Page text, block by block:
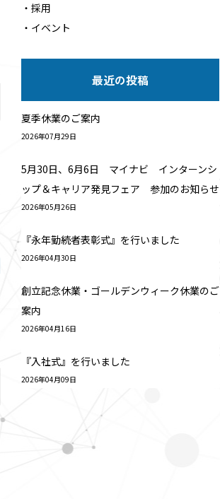
採用
イベント
最近の投稿
夏季休業のご案内
2026年07月29日
5月30日、6月6日 マイナビ インターンシ
ップ＆キャリア発見フェア 参加のお知らせ
2026年05月26日
『永年勤続者表彰式』を行いました
2026年04月30日
創立記念休業・ゴールデンウィーク休業のご
案内
2026年04月16日
『入社式』を行いました
2026年04月09日